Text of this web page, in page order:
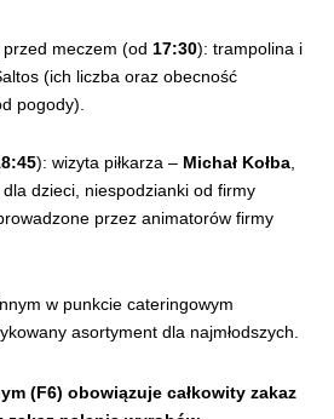
meczem (od 17:30): trampolina i
(ich liczba oraz obecność
pogody).
): wizyta piłkarza – Michał Kołba
dzieci, niespodzianki od firmy
przez animatorów firmy
w punkcie cateringowym
asortyment dla najmłodszych.
(F6) obowiązuje całkowity zakaz